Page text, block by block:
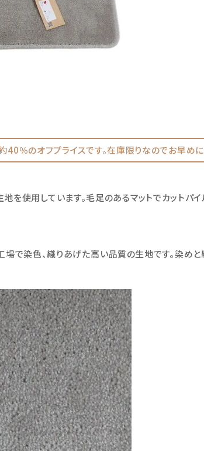
％のオフプライスです。在庫限りなのでお早めに
使用しています。毛足のあるマットでカットパイ
で染色、織りあげた高い品質の生地です。染めと